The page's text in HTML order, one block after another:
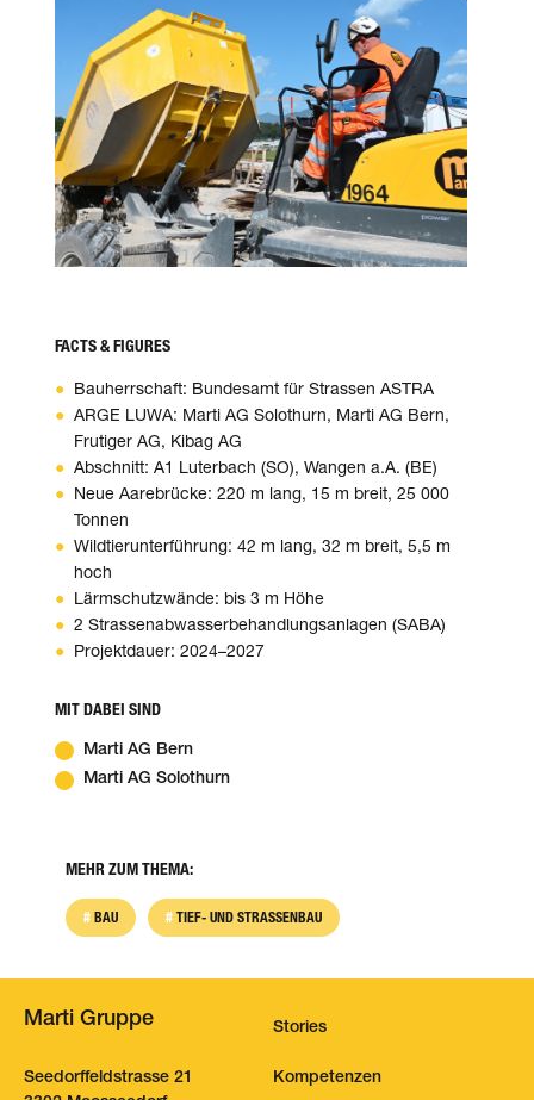
FACTS & FIGURES
Bauherrschaft: Bundesamt für Strassen ASTRA
ARGE LUWA: Marti AG Solothurn, Marti AG Bern,
Frutiger AG, Kibag AG
Abschnitt: A1 Luterbach (SO), Wangen a.A. (BE)
Neue Aarebrücke: 220 m lang, 15 m breit, 25 000
Tonnen
Wildtierunterführung: 42 m lang, 32 m breit, 5,5 m
hoch
Lärmschutzwände: bis 3 m Höhe
2 Strassenabwasserbehandlungsanlagen (SABA)
Projektdauer: 2024–2027
MIT DABEI SIND
Marti AG Bern
Marti AG Solothurn
MEHR ZUM THEMA:
BAU TIEF- UND STRASSENBAU
Marti Gruppe
Seedorffeldstrasse 21
Stories
Kompetenzen